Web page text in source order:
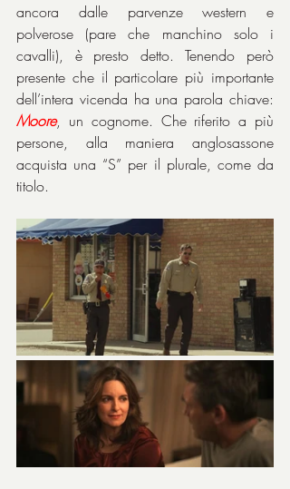
ancora dalle parvenze western e
polverose (pare che manchino solo i
cavalli), è presto detto. Tenendo però
presente che il particolare più importante
Moore, un cognome. Che riferito a più
persone, alla maniera anglosassone
acquista una “S” per il plurale, come da
titolo.